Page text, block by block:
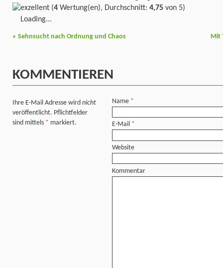
(4 Wertung(en), Durchschnitt: 4,75 von 5)
Loading...
« Sehnsucht nach Ordnung und Chaos Mit
KOMMENTIEREN
Ihre E-Mail Adresse wird nicht
veröffentlicht. Pflichtfelder
sind mittels * markiert.
Name *
E-Mail *
Website
Kommentar